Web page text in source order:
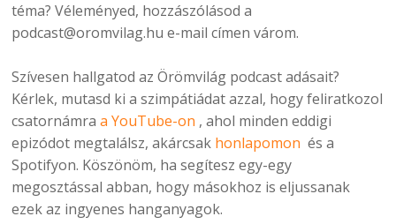
téma? Véleményed, hozzászólásod a
podcast@oromvilag.hu e-mail címen várom.
Szívesen hallgatod az Örömvilág podcast adásait?
Kérlek, mutasd ki a szimpátiádat azzal, hogy feliratkozol
csatornámraa YouTube-on , ahol minden eddigi
epizódot megtalálsz, akárcsak honlapomon és a
Spotifyon. Köszönöm, ha segítesz egy-egy
megosztással abban, hogy másokhoz is eljussanak
ezek az ingyenes hanganyagok.